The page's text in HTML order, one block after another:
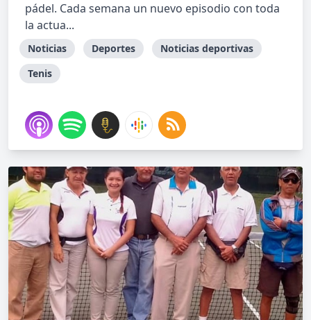
pádel. Cada semana un nuevo episodio con toda
la actua...
Noticias Deportes
Noticias deportivas
Tenis